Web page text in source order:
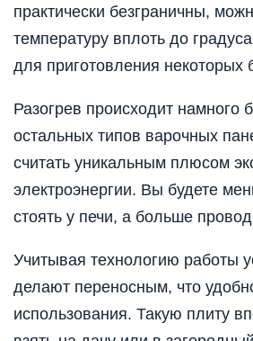
практически безграничны,
температуру вплоть до
для приготовления некоторых
Разогрев происходит намного
остальных типов варочных
считать уникальным плюсом
электроэнергии. Вы будете
стоять у печи, а больше
Учитывая технологию работы
делают переносным, что
использования. Такую плиту